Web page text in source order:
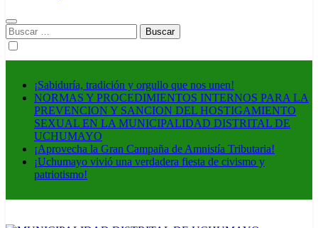
Buscar:
¡Sabiduría, tradición y orgullo que nos unen!
NORMAS Y PROCEDIMIENTOS INTERNOS PARA LA
PREVENCION Y SANCION DEL HOSTIGAMIENTO
SEXUAL EN LA MUNICIPALIDAD DISTRITAL DE
UCHUMAYO
¡Aprovecha la Gran Campaña de Amnistía Tributaria!
¡Uchumayo vivió una verdadera fiesta de civismo y
patriotismo!